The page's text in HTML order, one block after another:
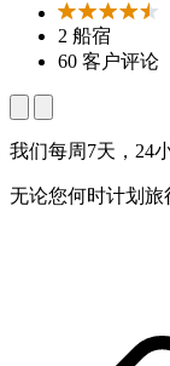
2 船宿
60 客户评论
我们每周7天，24
无论您何时计划旅